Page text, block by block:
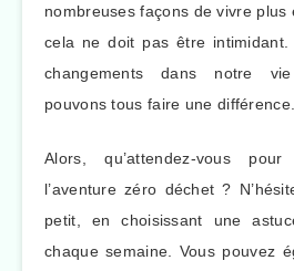
nombreuses façons de vivre plus
cela ne doit pas être intimidant.
changements dans notre
pouvons tous faire une différence.
Alors, qu’attendez-vous
l’aventure zéro déchet ?
petit, en choisissant une
chaque semaine. Vous pouvez